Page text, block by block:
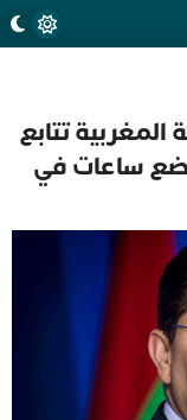
المغربية تتابع
بضع ساعات في